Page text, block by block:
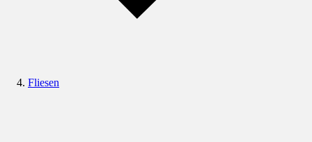
Fliesen